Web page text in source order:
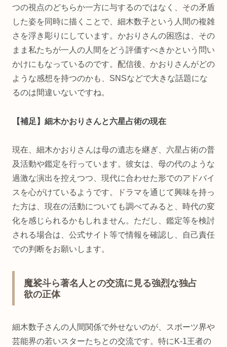
つの視点のどちらか一方に与するのではなく、その矛盾
した姿を同時に描くことで、細木数子という人間の複雑
さを浮き彫りにしています。かおりさんの困惑は、その
まま私たちが一人の人間をどう評価すべきかという問い
かけにもなっているのです。配信後、かおりさんがどの
ような感想を持つのかも、SNSなどで大きな話題にな
るのは間違いないですね。
【補足】細木かおりさんと六星占術の現在
現在、細木かおりさんは母の遺志を継ぎ、六星占術の普
及活動や鑑定を行っています。彼女は、母の代のような
過激な演出を控えつつ、現代に合わせた形でのアドバイ
スを心がけているようです。ドラマを通じて興味を持っ
た方は、現在の活動についても調べてみると、時代の変
化を感じられるかもしれません。ただし、鑑定等を検討
される場合は、公式サイト等で情報を確認し、自己責任
での判断をお願いします。
魔裟斗ら著名人との交流に見る強烈な独占
欲の正体
細木数子さんの人間関係で外せないのが、スポーツ界や
芸能界の若いスターたちとの交流です。特にK-1王者の